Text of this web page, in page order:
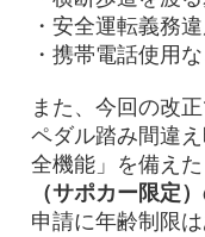
・安全運転義務違
・携帯電話使用
また、今回の改
ペダル踏み間違
全機能」を備えた
（サポカー限定
申請に年齢制限